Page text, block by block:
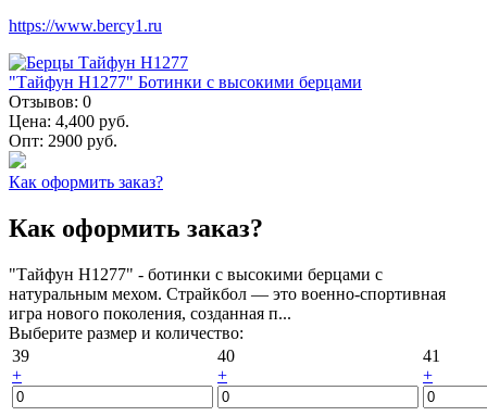
https://www.bercy1.ru
"Тайфун Н1277" Ботинки с высокими берцами
Отзывов: 0
Цена: 4,400 руб.
Опт: 2900 руб.
Как оформить заказ?
Как оформить заказ?
"Тайфун Н1277" - ботинки с высокими берцами с
натуральным мехом. Страйкбол — это военно-спортивная
игра нового поколения, созданная п...
Выберите размер и количество:
39
+
40
+
41
+